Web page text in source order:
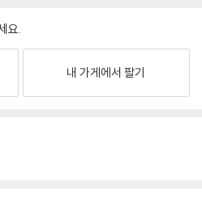
요.
내 가게에서 팔기